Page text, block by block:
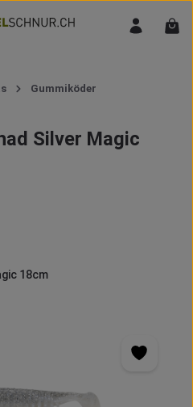
Gummiköder
0 von 5 Sternen
Silver Magic
18cm